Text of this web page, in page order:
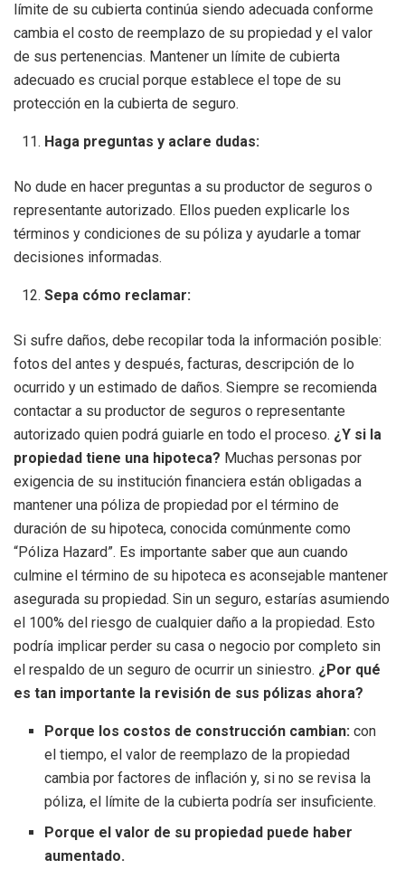
límite de su cubierta continúa siendo adecuada conforme
cambia el costo de reemplazo de su propiedad y el valor
de sus pertenencias. Mantener un límite de cubierta
adecuado es crucial porque establece el tope de su
protección en la cubierta de seguro.
Haga preguntas y aclare dudas:
No dude en hacer preguntas a su productor de seguros o
representante autorizado. Ellos pueden explicarle los
términos y condiciones de su póliza y ayudarle a tomar
decisiones informadas.
Sepa cómo reclamar:
Si sufre daños, debe recopilar toda la información posible:
fotos del antes y después, facturas, descripción de lo
ocurrido y un estimado de daños. Siempre se recomienda
contactar a su productor de seguros o representante
autorizado quien podrá guiarle en todo el proceso. ¿Y si la
propiedad tiene una hipoteca? Muchas personas por
exigencia de su institución financiera están obligadas a
mantener una póliza de propiedad por el término de
duración de su hipoteca, conocida comúnmente como
“Póliza Hazard”. Es importante saber que aun cuando
culmine el término de su hipoteca es aconsejable mantener
asegurada su propiedad. Sin un seguro, estarías asumiendo
el 100% del riesgo de cualquier daño a la propiedad. Esto
podría implicar perder su casa o negocio por completo sin
el respaldo de un seguro de ocurrir un siniestro. ¿Por qué
es tan importante la revisión de sus pólizas ahora?
Porque los costos de construcción cambian: con
el tiempo, el valor de reemplazo de la propiedad
cambia por factores de inflación y, si no se revisa la
póliza, el límite de la cubierta podría ser insuficiente.
Porque el valor de su propiedad puede haber
aumentado.